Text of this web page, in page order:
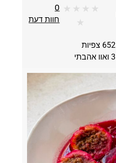
★
★
★
★
★
0
חוות דעת
652 צפיות
3 ואוו אהבתי